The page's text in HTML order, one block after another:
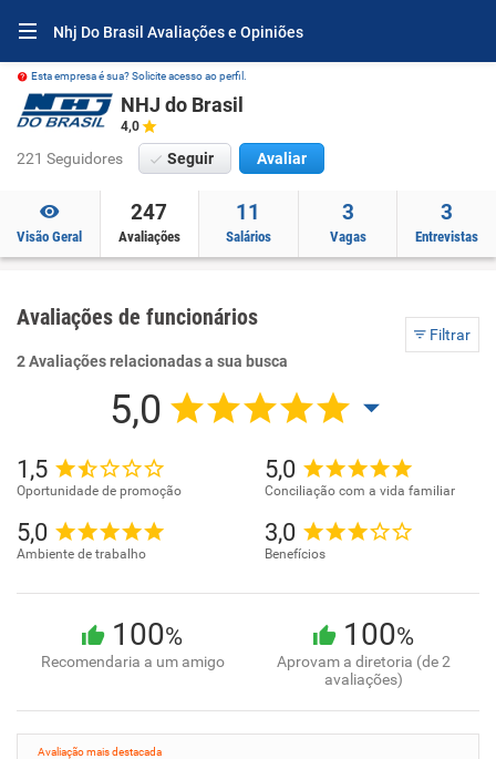
Nhj Do Brasil Avaliações e Opiniões
Esta empresa é sua? Solicite acesso ao perfil.
NHJ do Brasil
4,0
221 Seguidores Seguir Avaliar
Visão Geral
247
Avaliações
11
Salários
3
Vagas
3
Entrevistas
Avaliações de funcionários
Filtrar
2 Avaliações relacionadas a sua busca
5,0
1,5
Oportunidade de promoção
5,0
Conciliação com a vida familiar
5,0
Ambiente de trabalho
3,0
Benefícios
100%
Recomendaria a um amigo
100%
Aprovam a diretoria (de 2
avaliações)
Avaliação mais destacada